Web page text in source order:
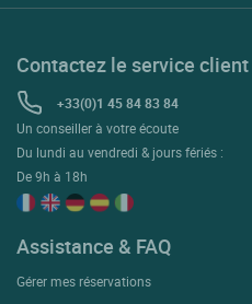
Contactez le service client
+33(0)1 45 84 83 84
Un conseiller à votre écoute
Du lundi au vendredi & jours fériés :
De 9h à 18h
Assistance & FAQ
Gérer mes réservations